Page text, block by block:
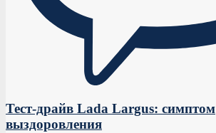
Тест-драйв Lada Largus: симптом
выздоровления